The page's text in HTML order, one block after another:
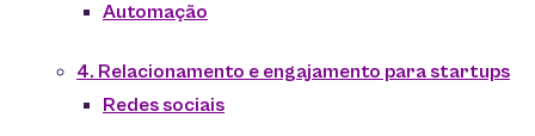
Automação
4. Relacionamento e engajamento para startups
Redes sociais